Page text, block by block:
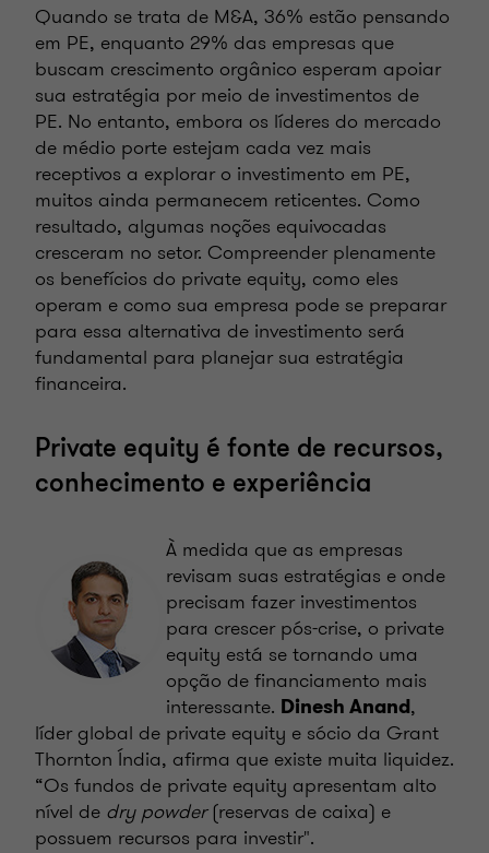
Quando se trata de M&A, 36% estão pensando
em PE, enquanto 29% das empresas que
buscam crescimento orgânico esperam apoiar
sua estratégia por meio de investimentos de
PE. No entanto, embora os líderes do mercado
de médio porte estejam cada vez mais
receptivos a explorar o investimento em PE,
muitos ainda permanecem reticentes. Como
resultado, algumas noções equivocadas
cresceram no setor. Compreender plenamente
os benefícios do private equity, como eles
operam e como sua empresa pode se preparar
para essa alternativa de investimento será
fundamental para planejar sua estratégia
financeira.
Private equity é fonte de recursos,
conhecimento e experiência
À medida que as empresas
revisam suas estratégias e onde
precisam fazer investimentos
para crescer pós-crise, o private
equity está se tornando uma
opção de financiamento mais
interessante. Dinesh Anand,
líder global de private equity e sócio da Grant
Thornton Índia, afirma que existe muita liquidez.
“Os fundos de private equity apresentam alto
nível de dry powder(reservas de caixa) e
possuem recursos para investir".